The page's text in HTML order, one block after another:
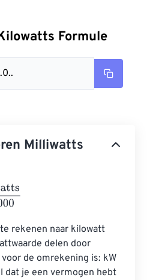
Formule
Milliwatts
rekenen naar kilowatt
delen door
de omrekening is: kW
dat je een vermogen hebt